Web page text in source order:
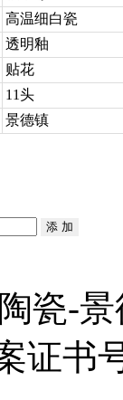
高温细白瓷
透明釉
贴花
11头
景德镇
瓷-
证书